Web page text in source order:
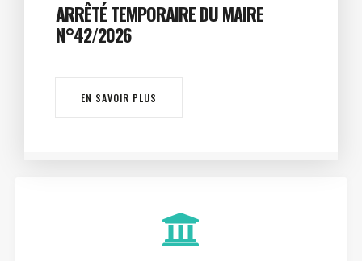
ARRÊTÉ TEMPORAIRE DU MAIRE
N°42/2026
EN SAVOIR PLUS